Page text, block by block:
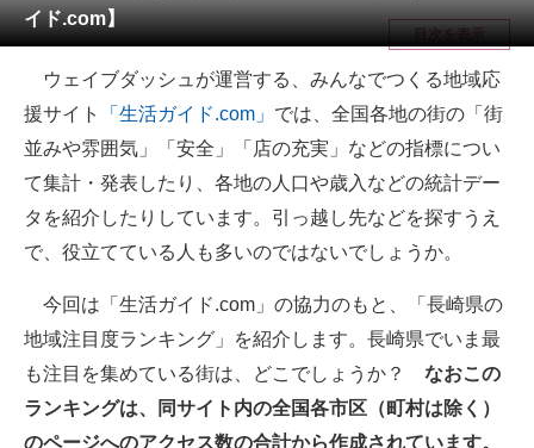
メディア
注目記事を集めた総合ページ
ITの今と未来を見通す
スマホと通信の最新トレンド
進化するPCとデバイスの未来
好きが集まる 比べて選べる
ビジネスと働き方のヒント
企業ITのトレンドを詳説
イド.com】
目次を表示
ウェイブダッシュが運営する、みんなでつくる地域応
援サイト
「生活ガイド.com」 では、全国各地の街の「街
並みや雰囲気」「安全」「店の充実」などの指標につい
て集計・発表したり、各地の人口や歳入などの統計デー
タを紹介したりしています。引っ越し先などを探すうえ
で、役立てている人も多いのではないでしょうか。
今回は「生活ガイド.com」の協力のもと、「長崎県の
地域注目度ランキング」を紹介します。長崎県でいま最
も注目を集めている街は、どこでしょうか？ なおこの
ランキングは、同サイト内の全国各市区（町村は除く）
のページへのアクセス数の合計から作成されています。